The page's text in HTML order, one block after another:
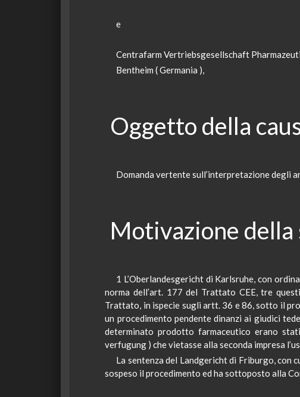
e
Centrafarm Vertriebsgesellschaft
Bentheim ( Germania ),
Oggetto della
Domanda vertente sull’interpretazione degli
Motivazione della
1 L’Oberlandesgericht di Karlsruhe, con
norma dell’art. 177 del Trattato CEE, tre
Trattato, in ispecie sugli artt. 36 e 86, sotto il
un procedimento pendente dinanzi ai giudici
determinato prodotto farmaceutico erano
verfugung ) che vietasse alla seconda impresa
La sentenza del Landgerichtdi Friburgo, con
sospeso il procedimento ed ha sottoposto alla